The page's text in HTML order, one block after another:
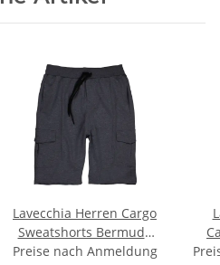
Lavecchia Herren Cargo
Sweatshorts Bermuda
LV-2011
Preise nach Anmeldung